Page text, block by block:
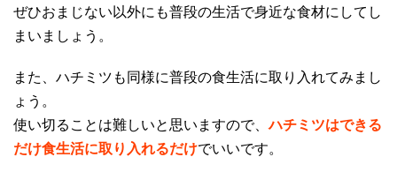
ぜひおまじない以外にも普段の生活で身近な食材にしてし
まいましょう。
また、ハチミツも同様に普段の食生活に取り入れてみまし
ょう。
使い切ることは難しいと思いますので、ハチミツはできる
だけ食生活に取り入れるだけでいいです。